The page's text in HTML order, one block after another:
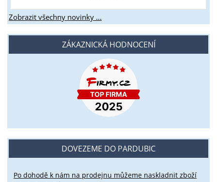
Zobrazit všechny novinky ...
ZÁKAZNICKÁ HODNOCENÍ
DOVEZEME DO PARDUBIC
Po dohodě k nám na prodejnu můžeme naskladnit zboží